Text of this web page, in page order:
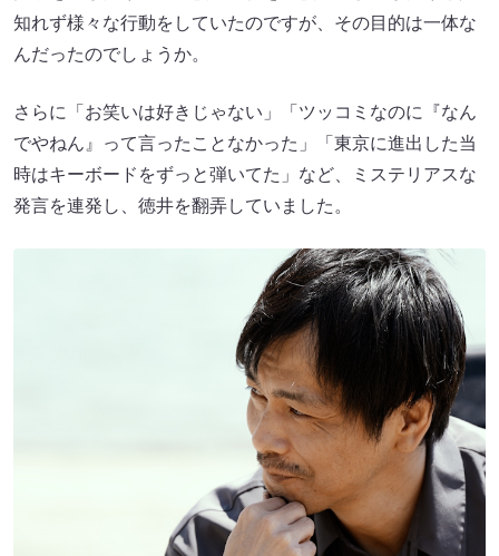
知れず様々な行動をしていたのですが、その目的は一体な
んだったのでしょうか。
さらに「お笑いは好きじゃない」「ツッコミなのに『なん
でやねん』って言ったことなかった」「東京に進出した当
時はキーボードをずっと弾いてた」など、ミステリアスな
発言を連発し、徳井を翻弄していました。